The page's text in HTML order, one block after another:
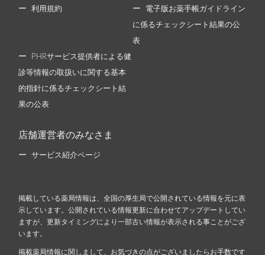
利用規約 電子版お薬手帳ガイドライン
に係るチェックシート結果の公
表
PHRサービス提供者による健
診等情報の取扱いに関する基本
的指針に係るチェックシート結
果の公表
店舗運営者のみなさま
サービス紹介ページ
掲載している薬局情報は、全国の厚生局で公開されている情報を元に表
示しています。公開されている情報更新に合わせてアップデートしてい
ますが、更新タイミングにより一部古い情報が表示される事ことがござ
います。
掲載薬局情報に関しまして、お気づきの点がございましたらお手数です